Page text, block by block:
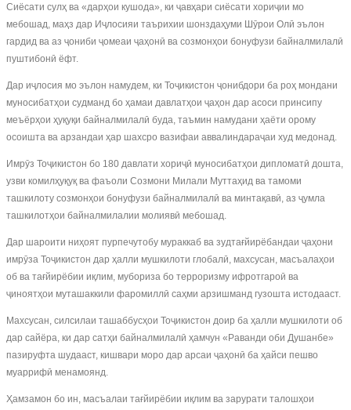
Сиёсати сулҳ ва «дарҳои кушода», ки ҷавҳари сиёсати хориҷии мо
мебошад, маҳз дар Иҷлосияи таърихии шонздаҳуми Шӯрои Олӣ эълон
гардид ва аз ҷониби ҷомеаи ҷаҳонӣ ва созмонҳои бонуфузи байналмилалӣ
пуштибонӣ ёфт.
Дар иҷлосия мо эълон намудем, ки Тоҷикистон ҷонибдори ба роҳ мондани
муносибатҳои судманд бо ҳамаи давлатҳои ҷаҳон дар асоси принсипу
меъёрҳои ҳуқуқи байналмилалӣ буда, таъмин намудани ҳаёти орому
осоишта ва арзандаи ҳар шахсро вазифаи аввалиндараҷаи худ медонад.
Имрӯз Тоҷикистон бо 180 давлати хориҷӣ муносибатҳои дипломатӣ дошта,
узви комилҳуқуқ ва фаъоли Созмони Милали Муттаҳид ва тамоми
ташкилоту созмонҳои бонуфузи байналмилалӣ ва минтақавӣ, аз ҷумла
ташкилотҳои байналмилалии молиявӣ мебошад.
Дар шароити ниҳоят пурпечутобу мураккаб ва зудтағйирёбандаи ҷаҳони
имрӯза Тоҷикистон дар ҳалли мушкилоти глобалӣ, махсусан, масъалаҳои
об ва тағйирёбии иқлим, мубориза бо терроризму ифротгароӣ ва
ҷиноятҳои муташаккили фаромиллӣ саҳми арзишманд гузошта истодааст.
Махсусан, силсилаи ташаббусҳои Тоҷикистон доир ба ҳалли мушкилоти об
дар сайёра, ки дар сатҳи байналмилалӣ ҳамчун «Раванди оби Душанбе»
пазируфта шудааст, кишвари моро дар арсаи ҷаҳонӣ ба ҳайси пешво
муаррифӣ менамоянд.
Ҳамзамон бо ин, масъалаи тағйирёбии иқлим ва зарурати талошҳои